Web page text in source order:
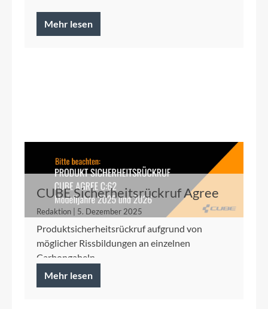
Mehr lesen
CUBE Sicherheitsrückruf Agree
C:62 2025/2026
Redaktion | 5. Dezember 2025
Produktsicherheitsrückruf aufgrund von
möglicher Rissbildungen an einzelnen
Carbongabeln
Mehr lesen